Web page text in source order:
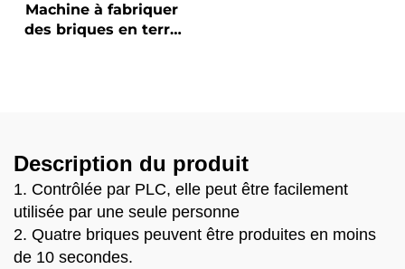
Machine à fabriquer
des briques en terre
Description du produit
1. Contrôlée par PLC, elle peut être facilement
utilisée par une seule personne
2. Quatre briques peuvent être produites en moins
de 10 secondes.